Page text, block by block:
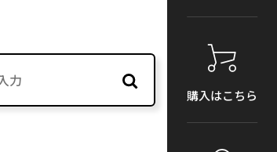
購入はこちら